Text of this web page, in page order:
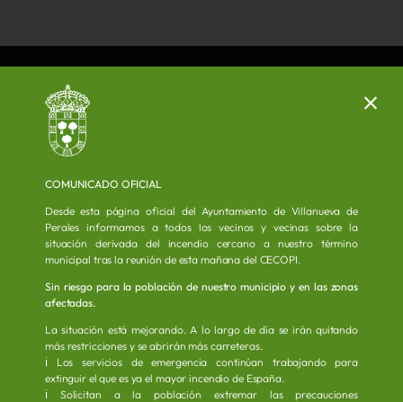
“Un lugar abierto al mundo”
COMUNICADO OFICIAL
Desde esta página oficial del Ayuntamiento de Villanueva de
Perales informamos a todos los vecinos y vecinas sobre la
situación derivada del incendio cercano a nuestro término
municipal tras la reunión de esta mañana del CECOPI.
Sin riesgo para la población de nuestro municipio y en las zonas
afectadas.
La situación está mejorando. A lo largo de día se irán quitando
más restricciones y se abrirán más carreteras.
ℹ️ Los servicios de emergencia continúan trabajando para
extinguir el que es ya el mayor incendio de España.
ℹ️ Solicitan a la población extremar las precauciones